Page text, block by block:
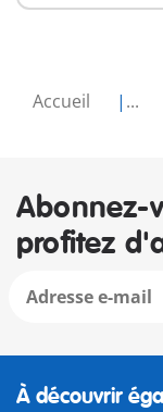
Accueil ...
Abonnez-
profitez
À découvrir